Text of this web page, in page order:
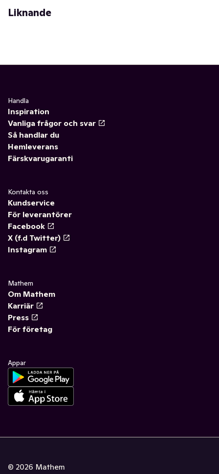
Liknande
Handla
Inspiration
Vanliga frågor och svar
Så handlar du
Hemleverans
Färskvarugaranti
Kontakta oss
Kundservice
För leverantörer
Facebook
X (f.d Twitter)
Instagram
Mathem
Om Mathem
Karriär
Press
För företag
Appar
© 2026 Mathem